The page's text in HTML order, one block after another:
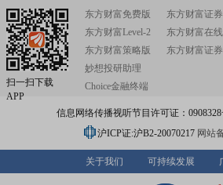
扫一扫下载
APP
东方财富免费版
东方财富Level-2
东方财富策略版
妙想投研助理
Choice金融终端
东方财富证
东方财富在
东方财富证
信息网络传播视听节目许可证：
沪ICP证:沪B2-20070217 网站
关于我们 可持续发展